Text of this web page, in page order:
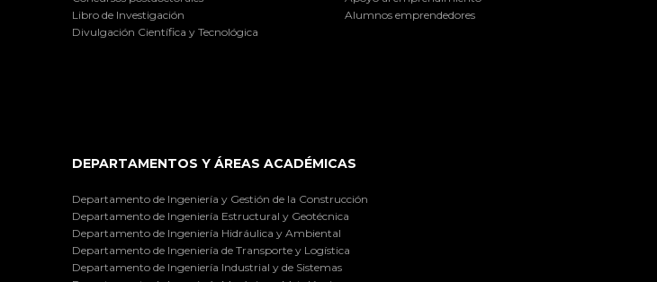
Libro de Investigación
Divulgación Científica y Tecnológica
Alumnos emprendedores
DEPARTAMENTOS Y ÁREAS ACADÉMICAS
Departamento de Ingeniería y Gestión de la Construcción
Departamento de Ingeniería Estructural y Geotécnica
Departamento de Ingeniería Hidráulica y Ambiental
Departamento de Ingeniería de Transporte y Logística
Departamento de Ingeniería Industrial y de Sistemas